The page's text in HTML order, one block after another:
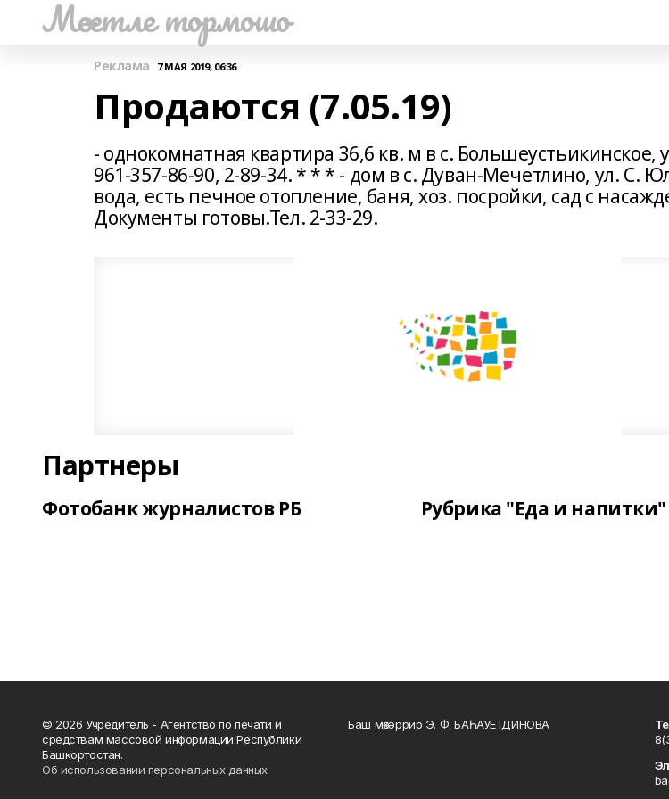
Мәсетле тормошо
Реклама 7 МАЯ 2019, 06:36
Продаются (7.05.19)
- однокомнатная квартира 36,6 кв. м в с. Большеустьикинское,
961-357-86-90, 2-89-34. * * * - дом в с. Дуван-Мечетлино, ул. С.
вода, есть печное отопление, баня, хоз. посройки, сад с
Документы готовы.Тел. 2-33-29.
Партнеры
Фотобанк журналистов РБ Рубрика "Еда и напитки"
© 2026 Учредитель - Агентство по печати и
средствам массовой информации Республики
Башкортостан.
Об использовании персональных данных
Баш мөхәррир Э. Ф. БАҺАУЕТДИНОВА